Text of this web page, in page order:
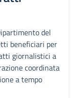
del
beneficiari per
giornalistici a
coordinata
a tempo